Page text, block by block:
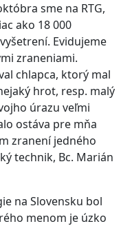
sme na RTG,
ako 18 000
Evidujeme
zraneniami.
chlapca, ktorý mal
hrot, resp. malý
úrazu veľmi
ostáva pre mňa
zranení jedného
technik, Bc. Marián
na Slovensku bol
menom je úzko